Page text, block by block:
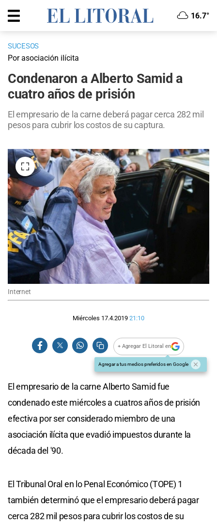
16.7°
SUCESOS
Por asociación ilícita
Condenaron a Alberto Samid a
cuatro años de prisión
El empresario de la carne deberá pagar cerca 282 mil
pesos para cubrir los costos de su captura.
Internet
Miércoles 17.4.2019 21:10
+ Agregar El Litoral en
Agregar a tus medios preferidos en Google
El empresario de la carne Alberto Samid fue
condenado este miércoles a cuatros años de prisión
efectiva por ser considerado miembro de una
asociación ilícita que evadió impuestos durante la
década del '90.
El Tribunal Oral en lo Penal Económico (TOPE) 1
también determinó que el empresario deberá pagar
cerca 282 mil pesos para cubrir los costos de su